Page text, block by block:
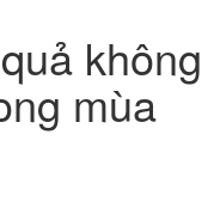
không
mùa